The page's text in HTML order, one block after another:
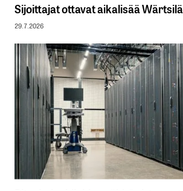
Sijoittajat ottavat aikalisää
29.7.2026